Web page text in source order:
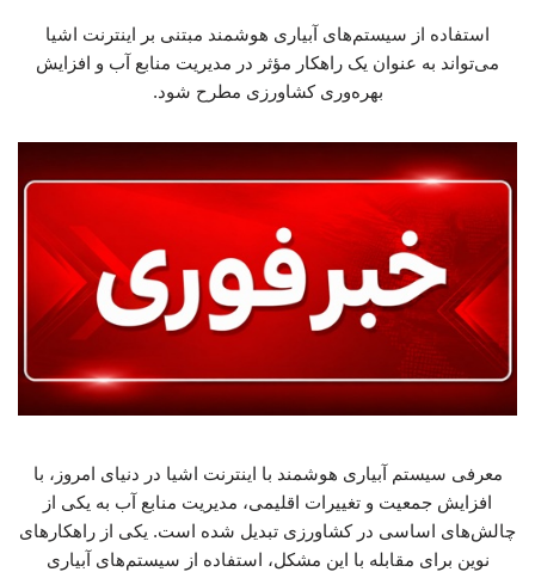
استفاده از سیستم‌های آبیاری هوشمند مبتنی بر اینترنت اشیا
می‌تواند به عنوان یک راهکار مؤثر در مدیریت منابع آب و افزایش
بهره‌وری کشاورزی مطرح شود.
معرفی سیستم آبیاری هوشمند با اینترنت اشیا در دنیای امروز، با
افزایش جمعیت و تغییرات اقلیمی، مدیریت منابع آب به یکی از
چالش‌های اساسی در کشاورزی تبدیل شده است. یکی از راهکارهای
نوین برای مقابله با این مشکل، استفاده از سیستم‌های آبیاری